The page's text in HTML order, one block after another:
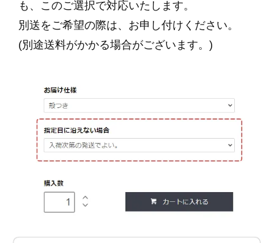
も、このご選択で対応いたします。
別送をご希望の際は、お申し付けください。
(別途送料がかかる場合がございます。)